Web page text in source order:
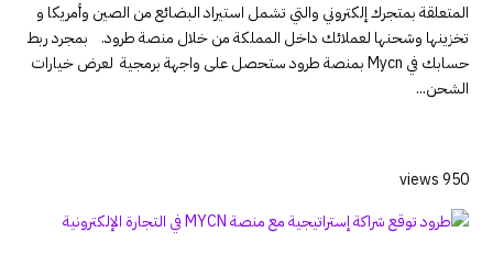
المتعلقة بمتجرك إلكتروني والتي تشمل استيراد البضائع من الصين وأمريكا و
تخزينها وشحنها لعملائك داخل المملكة من خلال منصة طرود. بمجرد ربط
حسابك في Mycn بمنصة طرود ستحصل على واجهة برمجية لعرض خيارات
الشحن...
950 views